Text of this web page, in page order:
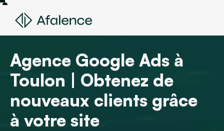
Agence Google Ads à
Toulon | Obtenez de
nouveaux clients grâce
à votre site